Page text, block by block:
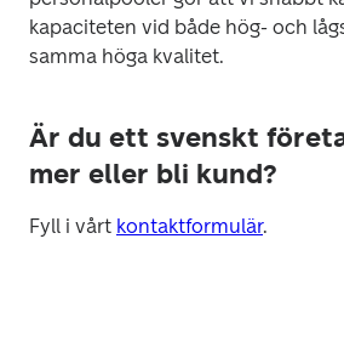
kapaciteten vid både hög- och
samma höga kvalitet.
Är du ett svenskt
mer eller bli kund?
Fyll i vårt kontaktformulär.